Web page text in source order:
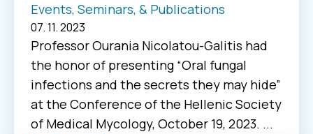
Events, Seminars, & Publications
07. 11. 2023
Professor Ourania Nicolatou-Galitis had
the honor of presenting “Oral fungal
infections and the secrets they may hide”
at the Conference of the Hellenic Society
of Medical Mycology, October 19, 2023. ...